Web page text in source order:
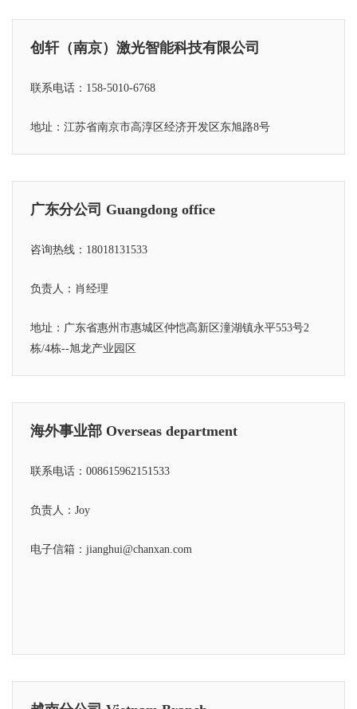
创轩（南京）激光智能科技有限公司
联系电话：158-5010-6768
地址：江苏省南京市高淳区经济开发区东旭路8号
广东分公司 Guangdong office
咨询热线：18018131533
负责人：肖经理
地址：广东省惠州市惠城区仲恺高新区潼湖镇永平553号2
栋/4栋--旭龙产业园区
海外事业部 Overseas department
联系电话：008615962151533
负责人：Joy
电子信箱：jianghui@chanxan.com